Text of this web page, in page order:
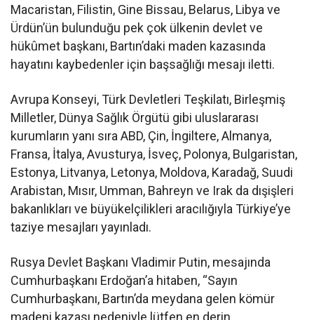
Macaristan, Filistin, Gine Bissau, Belarus, Libya ve
Ürdün’ün bulunduğu pek çok ülkenin devlet ve
hükûmet başkanı, Bartın’daki maden kazasında
hayatını kaybedenler için başsağlığı mesajı iletti.
Avrupa Konseyi, Türk Devletleri Teşkilatı, Birleşmiş
Milletler, Dünya Sağlık Örgütü gibi uluslararası
kurumların yanı sıra ABD, Çin, İngiltere, Almanya,
Fransa, İtalya, Avusturya, İsveç, Polonya, Bulgaristan,
Estonya, Litvanya, Letonya, Moldova, Karadağ, Suudi
Arabistan, Mısır, Umman, Bahreyn ve Irak da dışişleri
bakanlıkları ve büyükelçilikleri aracılığıyla Türkiye’ye
taziye mesajları yayınladı.
Rusya Devlet Başkanı Vladimir Putin, mesajında
Cumhurbaşkanı Erdoğan’a hitaben, “Sayın
Cumhurbaşkanı, Bartın’da meydana gelen kömür
madeni kazası nedeniyle lütfen en derin